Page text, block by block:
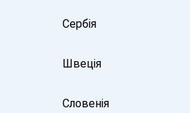
Сербія
Швеція
Словенія